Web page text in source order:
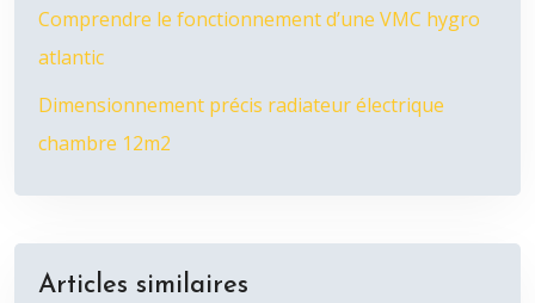
Comprendre le fonctionnement d’une VMC hygro
atlantic
Dimensionnement précis radiateur électrique
chambre 12m2
Articles similaires